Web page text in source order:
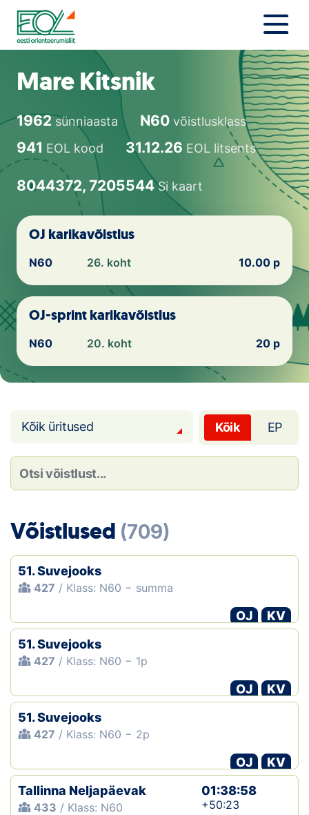
Liigu
sisu
juurde
Estonian Orienteering Federation
Orienteerujale
Eesti Orienteerumine 100!
Toetamine
Loha
Kontakt
EOL
Kalender
Tulemused
Klubid
Püsirajad
Ajalugu
Koolitused
Mare Kitsnik
1962sünniaasta N60 võistlusklass
941 EOL kood 31.12.26 EOL litsents
8044372, 7205544Si kaart
OJ karikavõistlus
N60 26. koht 10.00 p
OJ-sprint karikavõistlus
N60 20. koht 20 p
Kõik üritused Kõik EP
Võistlused (709)
51. Suvejooks
427 / Klass: N60 − summa
OJ
KV
51. Suvejooks
427 / Klass: N60 − 1p
OJ
KV
51. Suvejooks
427 / Klass: N60 − 2p
OJ
KV
Tallinna Neljapäevak
433 / Klass: N60
01:38:58
+50:23